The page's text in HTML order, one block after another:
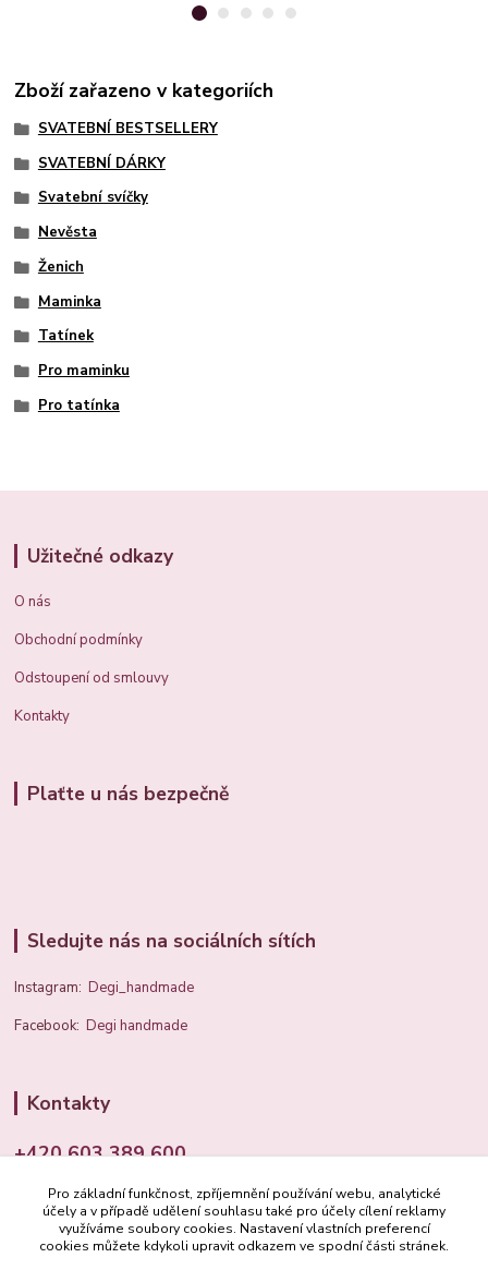
Zboží zařazeno v kategoriích
SVATEBNÍ BESTSELLERY
SVATEBNÍ DÁRKY
Svatební svíčky
Nevěsta
Ženich
Maminka
Tatínek
Pro maminku
Pro tatínka
Užitečné odkazy
O nás
Obchodní podmínky
Odstoupení od smlouvy
Kontakty
Plaťte u nás bezpečně
Sledujte nás na sociálních sítích
Instagram:Degi_handmade
Facebook:Degi handmade
Kontakty
+420 603 389 600
info@degi.cz
Pro základní funkčnost, zpříjemnění používání webu, analytické
účely a v případě udělení souhlasu také pro účely cílení reklamy
využíváme soubory cookies. Nastavení vlastních preferencí
cookies můžete kdykoli upravit odkazem ve spodní části stránek.